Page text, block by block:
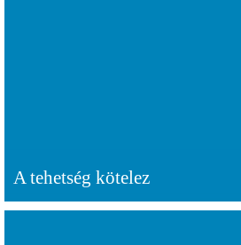
A tehetség kötelez